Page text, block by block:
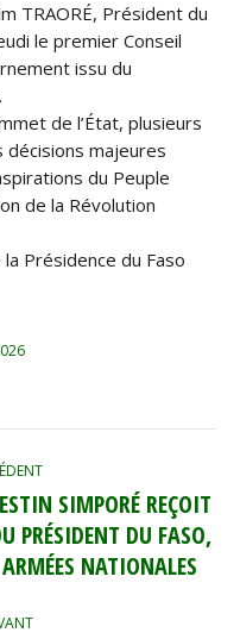
TRAORÉ, Président du
le premier Conseil
issu du
de l’État, plusieurs
majeures
du Peuple
de la Révolution
Présidence du Faso
SIMPORÉ REÇOIT
PRÉSIDENT DU FASO,
ARMÉES NATIONALES